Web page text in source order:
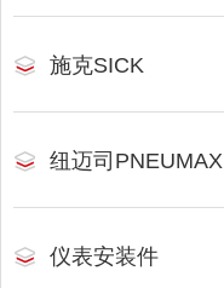
施克SICK
纽迈司PNEUMAX
仪表安装件